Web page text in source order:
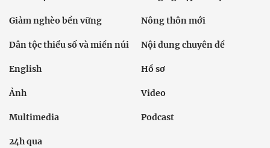
Giảm nghèo bền vững Nông thôn mới
Dân tộc thiểu số và miền núi Nội dung chuyên đề
English Hồ sơ
Ảnh Video
Multimedia Podcast
24h qua